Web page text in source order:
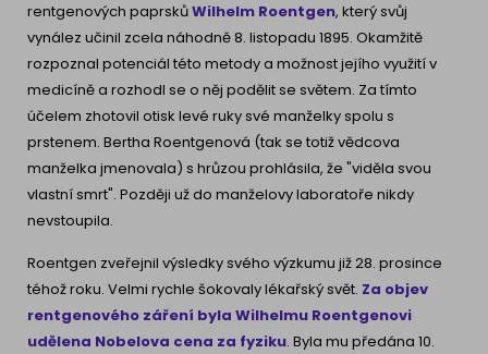
rentgenových paprskůWilhelm Roentgen, který svůj
vynález učinil zcela náhodně 8. listopadu 1895. Okamžitě
rozpoznal potenciál této metody a možnost jejího využití v
medicíně a rozhodl se o něj podělit se světem. Za tímto
účelem zhotovil otisk levé ruky své manželky spolu s
prstenem. Bertha Roentgenová (tak se totiž vědcova
manželka jmenovala) s hrůzou prohlásila, že "viděla svou
vlastní smrt". Později už do manželovy laboratoře nikdy
nevstoupila.
Roentgen zveřejnil výsledky svého výzkumu již 28. prosince
téhož roku. Velmi rychle šokovaly lékařský svět. Za objev
rentgenového záření byla Wilhelmu Roentgenovi
udělena Nobelova cena za fyziku. Byla mu předána 10.